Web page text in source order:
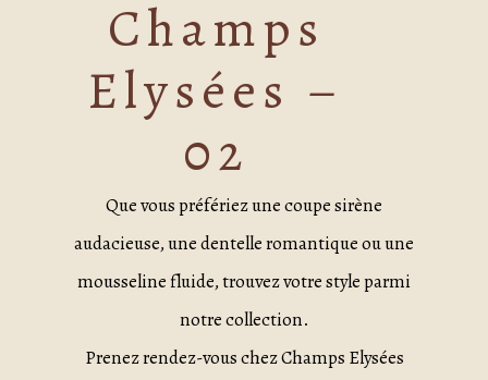
Champs
Elysées –
02
Que vous préfériez une coupe sirène
audacieuse, une dentelle romantique ou une
mousseline fluide, trouvez votre style parmi
notre collection.
Prenez rendez-vous chez Champs Elysées